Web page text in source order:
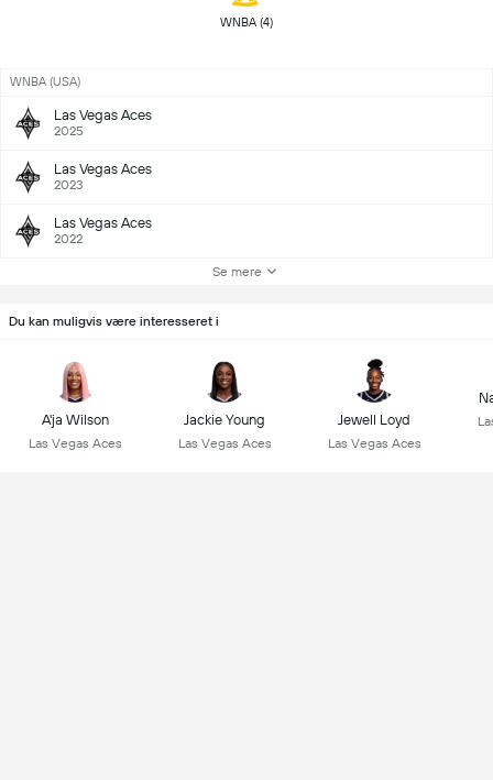
WNBA (USA)
Las Vegas Aces
2025
Las Vegas Aces
2023
Las Vegas Aces
2022
Se mere
Du kan muligvis være interesseret i
A'ja Wilson
Las Vegas Aces
Jackie Young
Las Vegas Aces
Jewell Loyd
Las Vegas Aces